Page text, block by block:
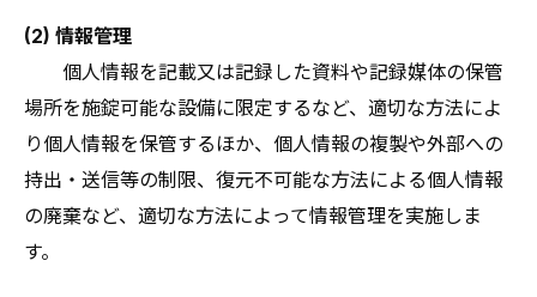
(2) 情報管理
個人情報を記載又は記録した資料や記録媒体の保管
場所を施錠可能な設備に限定するなど、適切な方法によ
り個人情報を保管するほか、個人情報の複製や外部への
持出・送信等の制限、復元不可能な方法による個人情報
の廃棄など、適切な方法によって情報管理を実施しま
す。